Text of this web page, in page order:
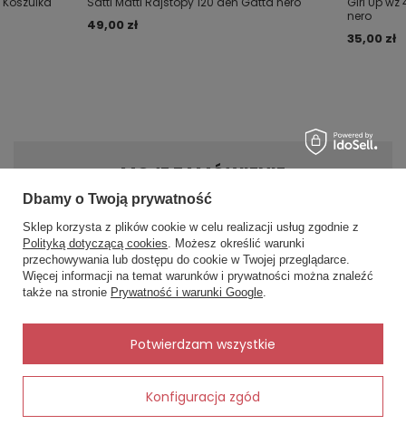
Dodaj do koszyka
XS/S M/L
49,00 zł
nero
35,00 zł
MOJE ZAMÓWIENIE
Status zamówienia
Śledzenie przesyłki
Chcę zareklamować produkt
Chcę zwrócić produkt
Kontakt
MOJE KONTO
×
✨ Asystent zakupowy
Napisz czego szukasz — pokażę
gotowe propozycje.
Dbamy o Twoją prywatność
Sklep korzysta z plików cookie w celu realizacji usług zgodnie z
Polityką dotyczącą cookies. Możesz określić warunki
przechowywania lub dostępu do cookie w Twojej przeglądarce.
Więcej informacji na temat warunków i prywatności można znaleźć
także na stronie Prywatność i warunki Google.
Konfiguracja zgód
Potwierdzam wszystkie